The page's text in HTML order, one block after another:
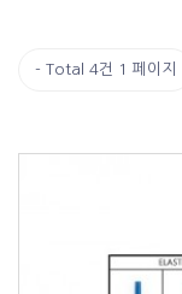
Total 4건 1 페이지